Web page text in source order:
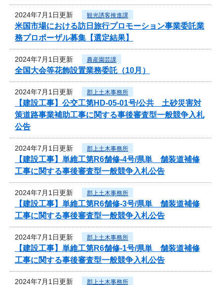
2024年7月1日更新 観光誘客推進課
米国市場における訪日旅行プロモーション事業委託業
務プロポーザル募集【選定結果】
2024年7月1日更新 農産園芸課
全国大会等花飾設置業務委託（10月）
2024年7月1日更新 郡上土木事務所
【建設工事】公交工第HD-05-01号/公共 土砂災害対
策道路事業補助工事に関する事後審査型一般競争入札
公告
2024年7月1日更新 郡上土木事務所
【建設工事】単維工第R6舗修-4号/県単 舗装道補修
工事に関する事後審査型一般競争入札公告
2024年7月1日更新 郡上土木事務所
【建設工事】単維工第R6舗修-3号/県単 舗装道補修
工事に関する事後審査型一般競争入札公告
2024年7月1日更新 郡上土木事務所
【建設工事】単維工第R6舗修-1号/県単 舗装道補修
工事に関する事後審査型一般競争入札公告
2024年7月1日更新 郡上土木事務所